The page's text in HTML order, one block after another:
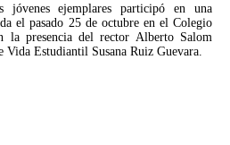
jóvenes ejemplares participó en una
el pasado 25 de octubre en el Colegio
la presencia del rector Alberto Salom
Estudiantil Susana Ruiz Guevara.